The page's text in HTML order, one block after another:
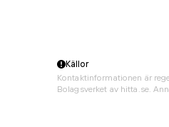
Källor
Kontaktinformationen är
Bolagsverket av hitta.se.